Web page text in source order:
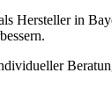
Hersteller in